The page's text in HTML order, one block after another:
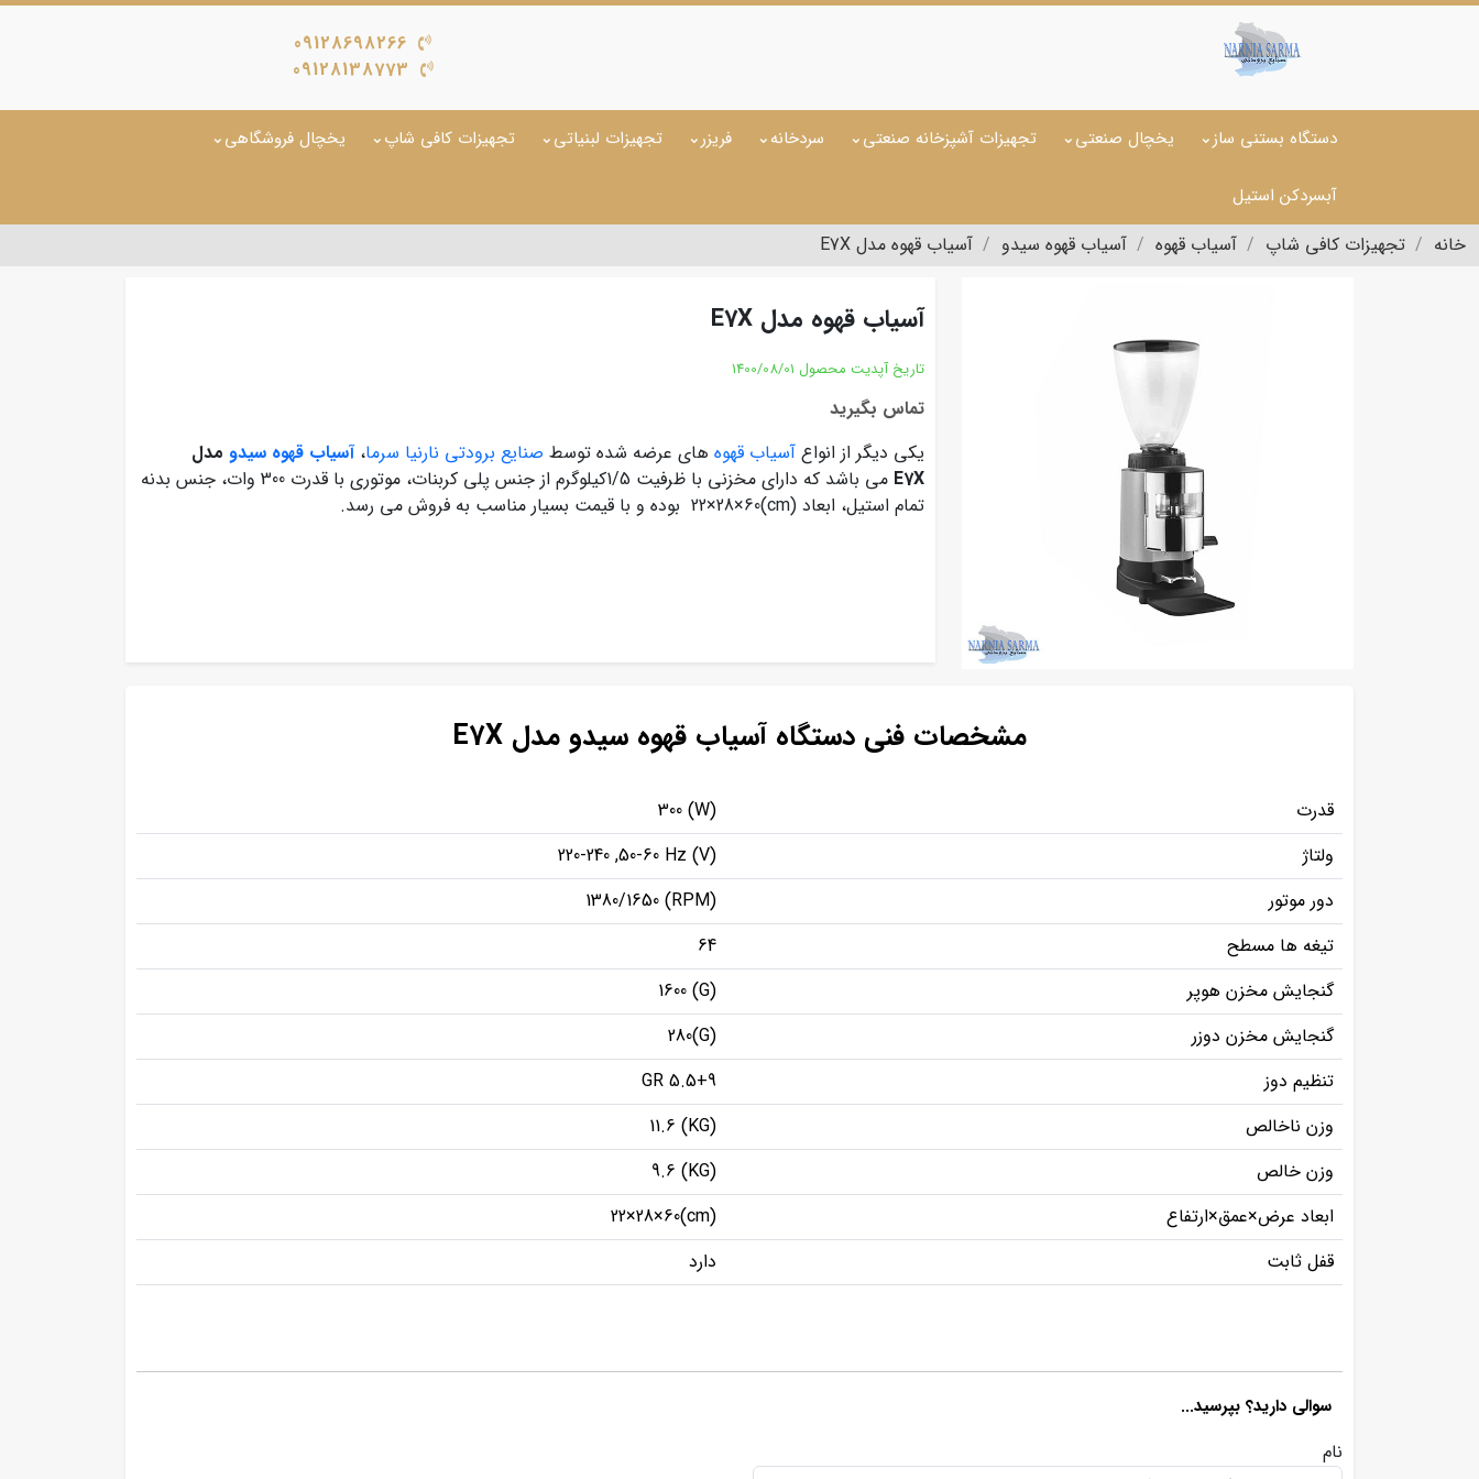
09128698266
09128138773
دستگاه بستنی ساز یخچال صنعتی تجهیزات آشپزخانه صنعتی سردخانه فریزر تجهیزات لبنیاتی تجهیزات کافی شاپ یخچال فروشگاهی
آبسردکن استیل
خانه تجهیزات کافی شاپ آسیاب قهوه آسیاب قهوه سیدو آسیاب قهوه مدل E7X
آسیاب قهوه مدل E7X
تاریخ آپدیت محصول 1400/08/01
تماس بگیرید
یکی دیگر از انواع آسیاب قهوه های عرضه شده توسط صنایع برودتی نارنیا سرما،آسیاب قهوه سیدو مدل
E7X
می باشد که دارای مخزنی با ظرفیت 1/5کیلوگرم از جنس پلی کربنات، موتوری با قدرت 300 وات، جنس بدنه
تمام استیل، ابعاد (cm)22×28×60 بوده و با قیمت بسیار مناسب به فروش می رسد.
مشخصات فنی دستگاه آسیاب قهوه سیدو مدل E7X
قدرت
(W) 300
ولتاژ
(V) 220-240 ,50-60 Hz
دور موتور
(RPM) 1380/1650
تیغه ها مسطح
64
گنجایش مخزن هوپر
(G) 1600
گنجایش مخزن دوزر
(G)280
تنظیم دوز
5.5+9 GR
وزن ناخالص
(KG) 11.6
وزن خالص
(KG) 9.6
ابعاد عرض×عمق×ارتفاع
(cm)22×28×60
قفل ثابت
دارد
سوالی دارید؟ بپرسید...
نام